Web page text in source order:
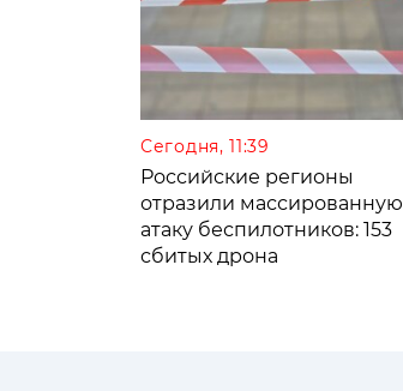
Сегодня, 11:39
Российские регионы
отразили массированную
атаку беспилотников: 153
сбитых дрона